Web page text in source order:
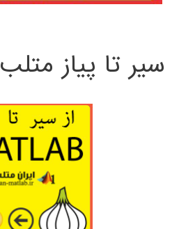
سیر تا پیاز متلب MATLAB